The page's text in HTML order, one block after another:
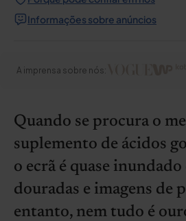
Informações sobre anúncios
A imprensa sobre nós:
Quando se procura o
suplemento de ácidos
o ecrã é quase
douradas e imagens de
entanto, nem tudo é